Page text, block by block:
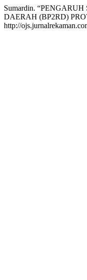
Sumardin.
DAERAH (BP2RD)
http://